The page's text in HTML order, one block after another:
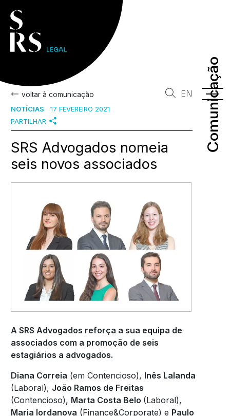
Comunicação
Comunicação
EN
voltar à comunicação
NOTÍCIAS
17 FEVEREIRO 2021
PARTILHAR
SRS Advogados nomeia
seis novos associados
A SRS Advogados reforça a sua equipa de
associados com a promoção de seis
estagiários a advogados.
Diana Correia (em Contencioso), Inês Lalanda
(Laboral), João Ramos de Freitas
(Contencioso), Marta Costa Belo (Laboral),
Maria Iordanova (Finance&Corporate) e Paulo